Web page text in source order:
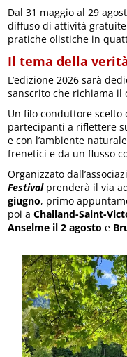
Dal 31 maggio al 29
diffuso di attività
pratiche olistiche in
Il tema della
L’edizione 2026 sarà
sanscrito che richiama il
Un filo conduttore
partecipanti a riflettere
e con l’ambiente
frenetici e da un flusso
Organizzato
Festivalprenderà il via
giugno, primo
poi a Challand-Saint-
Anselme il 2 agosto e